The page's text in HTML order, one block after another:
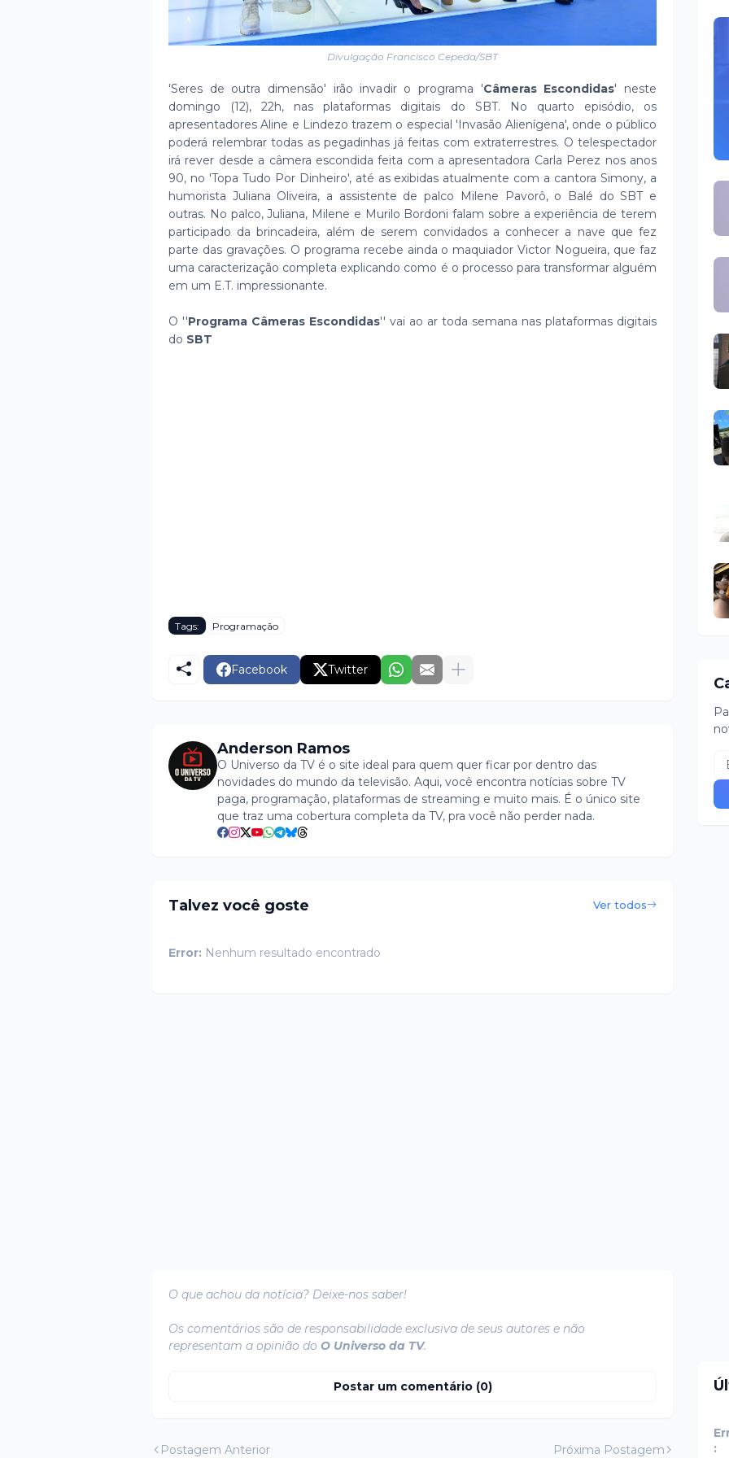
Divulgação Francisco Cepeda/SBT
'Seres de outra dimensão' irão invadir o programa 'Câmeras Escondidas' neste
domingo (12), 22h, nas plataformas digitais do SBT. No quarto episódio, os
apresentadores Aline e Lindezo trazem o especial 'Invasão Alienígena', onde o público
poderá relembrar todas as pegadinhas já feitas com extraterrestres. O telespectador
irá rever desde a câmera escondida feita com a apresentadora Carla Perez nos anos
90, no 'Topa Tudo Por Dinheiro', até as exibidas atualmente com a cantora Simony, a
humorista Juliana Oliveira, a assistente de palco Milene Pavorô, o Balé do SBT e
outras. No palco, Juliana, Milene e Murilo Bordoni falam sobre a experiência de terem
participado da brincadeira, além de serem convidados a conhecer a nave que fez
parte das gravações. O programa recebe ainda o maquiador Victor Nogueira, que faz
uma caracterização completa explicando como é o processo para transformar alguém
em um E.T. impressionante.
O ''Programa Câmeras Escondidas'' vai ao ar toda semana nas plataformas digitais
do SBT
Tags: Programação
Facebook Twitter
Anderson Ramos
O Universo da TV é o site ideal para quem quer ficar por dentro das
novidades do mundo da televisão. Aqui, você encontra notícias sobre TV
paga, programação, plataformas de streaming e muito mais. É o único site
que traz uma cobertura completa da TV, pra você não perder nada.
Talvez você goste Ver todos
Error: Nenhum resultado encontrado
O que achou da notícia? Deixe-nos saber!
Os comentários são de responsabilidade exclusiva de seus autores e não
representam a opinião do O Universo da TV.
Postar um comentário (0)
Postagem Anterior Próxima Postagem
: